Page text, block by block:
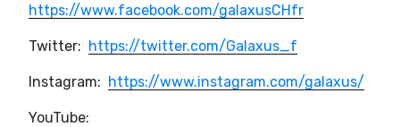
https://www.facebook.com/galaxusCHfr
Twitter: https://twitter.com/Galaxus_f
Instagram: https://www.instagram.com/galaxus/
YouTube: